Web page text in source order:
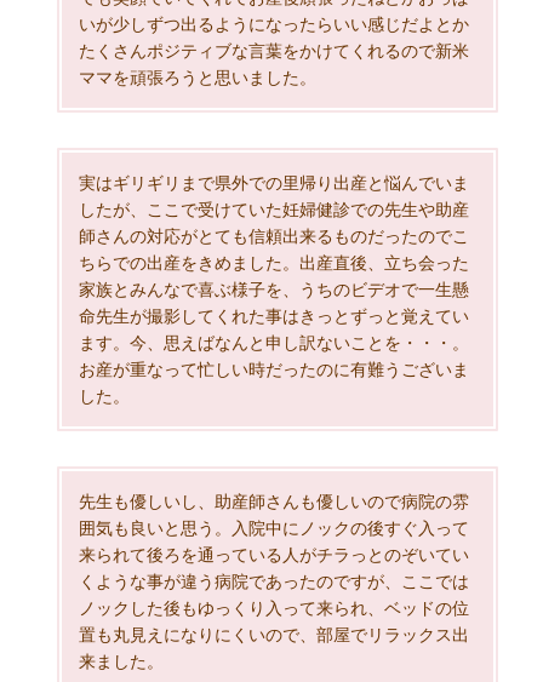
いが少しずつ出るようになったらいい感じだよとか
たくさんポジティブな言葉をかけてくれるので新米
ママを頑張ろうと思いました。
実はギリギリまで県外での里帰り出産と悩んでいま
したが、ここで受けていた妊婦健診での先生や助産
師さんの対応がとても信頼出来るものだったのでこ
ちらでの出産をきめました。出産直後、立ち会った
家族とみんなで喜ぶ様子を、うちのビデオで一生懸
命先生が撮影してくれた事はきっとずっと覚えてい
ます。今、思えばなんと申し訳ないことを・・・。
お産が重なって忙しい時だったのに有難うございま
した。
先生も優しいし、助産師さんも優しいので病院の雰
囲気も良いと思う。入院中にノックの後すぐ入って
来られて後ろを通っている人がチラっとのぞいてい
くような事が違う病院であったのですが、ここでは
ノックした後もゆっくり入って来られ、ベッドの位
置も丸見えになりにくいので、部屋でリラックス出
来ました。